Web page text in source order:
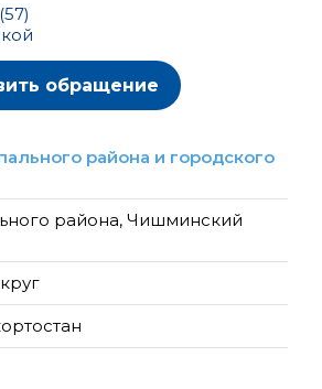
(57)
обращение
района и городского
района, Чишминский